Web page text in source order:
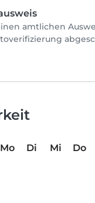
amtlichen
Mo Di Mi Do